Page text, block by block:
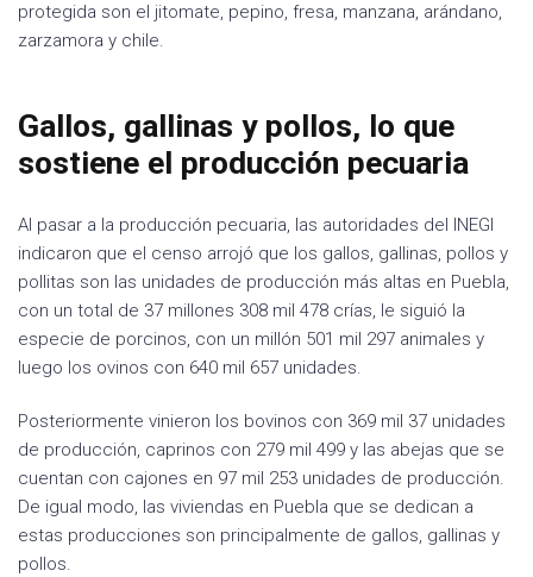
protegida son el jitomate, pepino, fresa, manzana, arándano,
zarzamora y chile.
Gallos, gallinas y pollos, lo que
sostiene el producción pecuaria
Al pasar a la producción pecuaria, las autoridades del INEGI
indicaron que el censo arrojó que los gallos, gallinas, pollos y
pollitas son las unidades de producción más altas en Puebla,
con un total de 37 millones 308 mil 478 crías, le siguió la
especie de porcinos, con un millón 501 mil 297 animales y
luego los ovinos con 640 mil 657 unidades.
Posteriormente vinieron los bovinos con 369 mil 37 unidades
de producción, caprinos con 279 mil 499 y las abejas que se
cuentan con cajones en 97 mil 253 unidades de producción.
De igual modo, las viviendas en Puebla que se dedican a
estas producciones son principalmente de gallos, gallinas y
pollos.